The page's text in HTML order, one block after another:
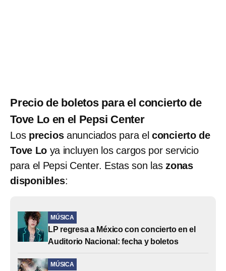
Precio de boletos para el concierto de
Tove Lo en el Pepsi Center
Los preciosanunciados para el concierto de
Tove Lo ya incluyen los cargos por servicio
para el Pepsi Center. Estas son las zonas
disponibles:
MÚSICA
LP regresa a México con concierto en el
Auditorio Nacional: fecha y boletos
MÚSICA